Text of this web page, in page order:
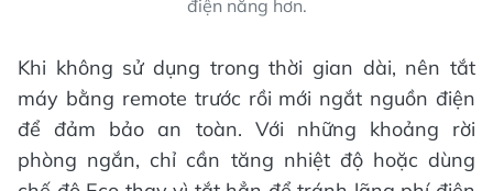
điện năng hơn.
Khi không sử dụng trong thời gian dài, nên tắt
máy bằng remote trước rồi mới ngắt nguồn điện
để đảm bảo an toàn. Với những khoảng rời
phòng ngắn, chỉ cần tăng nhiệt độ hoặc dùng